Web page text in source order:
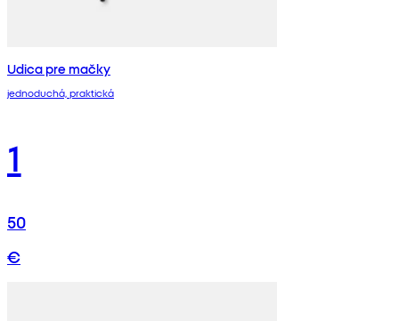
Udica pre mačky
jednoduchá, praktická
1
50
€